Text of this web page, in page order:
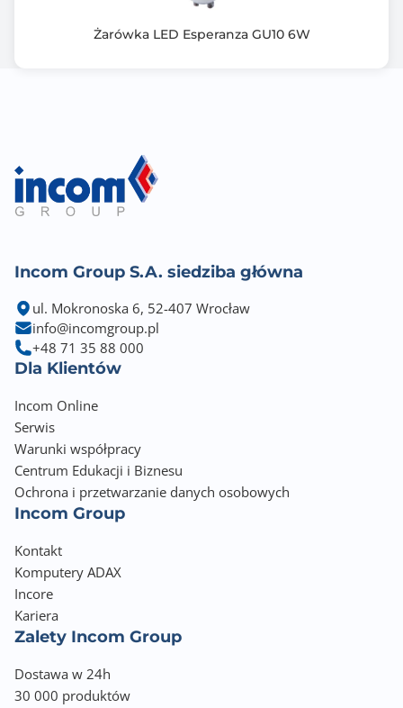
Żarówka LED Esperanza GU10 6W
Incom Group S.A. siedziba główna
ul. Mokronoska 6, 52-407 Wrocław
info@incomgroup.pl
+48 71 35 88 000
Dla Klientów
Incom Online
Serwis
Warunki współpracy
Centrum Edukacji i Biznesu
Ochrona i przetwarzanie danych osobowych
Incom Group
Kontakt
Komputery ADAX
Incore
Kariera
Zalety Incom Group
Dostawa w 24h
30 000 produktów